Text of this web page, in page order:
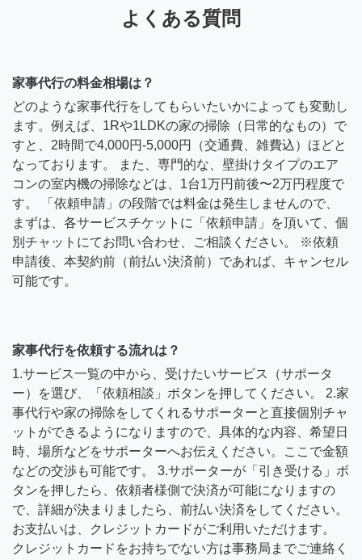
よくある質問
家事代行の料金相場は？
どのような家事代行をしてもらいたいかによっても変動し
ます。例えば、1Rや1LDKの家の掃除（日常的なもの）で
すと、2時間で4,000円-5,000円（交通費、雑費込）ほどと
なっております。 また、専門的な、壁掛けタイプのエア
コンの室内機の掃除などは、1台1万円前後〜2万円程度で
す。 「依頼申請」の段階では料金は発生しませんので、
まずは、各サービスチケットに「依頼申請」を頂いて、個
別チャットにてお問い合わせ、ご相談ください。 ※依頼
申請後、本契約前（前払い決済前）であれば、キャンセル
可能です。
家事代行を依頼する流れは？
1.サービス一覧の中から、受けたいサービス（サポータ
ー）を選び、「依頼相談」ボタンを押してください。 2.家
事代行や家の掃除をしてくれるサポーターと直接個別チャ
ットができるようになりますので、具体的な内容、希望日
時、場所などをサポーターへお伝えください。ここで金額
などの交渉も可能です。 3.サポーターが「引き受ける」ボ
タンを押したら、依頼者様側で決済が可能になりますの
で、詳細が決まりましたら、前払い決済をしてください。
お支払いは、クレジットカードがご利用いただけます。
クレジットカードをお持ちでない方は事務局までご連絡く